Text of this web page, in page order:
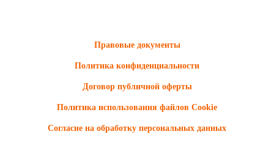
Правовые документы
Политика конфиденциальности
Договор публичной оферты
Политика использования файлов Cookie
Согласие на обработку персональных данных